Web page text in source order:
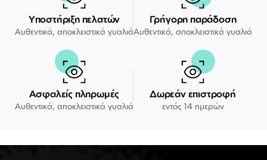
Υποστήριξη πελατών
Αυθεντικά, αποκλειστικά γυαλιά
Γρήγορη παράδοση
Αυθεντικά, αποκλειστικά γυαλιά
Ασφαλείς πληρωμές
Αυθεντικά, αποκλειστικά γυαλιά
Δωρεάν επιστροφή
εντός 14 ημερών